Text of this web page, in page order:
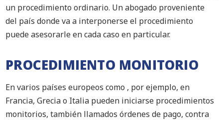
un procedimiento ordinario. Un abogado proveniente
del país donde va a interponerse el procedimiento
puede asesorarle en cada caso en particular.
PROCEDIMIENTO MONITORIO
En varios países europeos como , por ejemplo, en
Francia, Grecia o Italia pueden iniciarse procedimientos
monitorios, también llamados órdenes de pago, contra